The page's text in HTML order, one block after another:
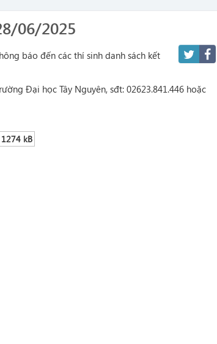
06/2025
báo đến các thí sinh danh sách kết
Đại học Tây Nguyên, sđt: 02623.841.446 hoặc
1274 kB